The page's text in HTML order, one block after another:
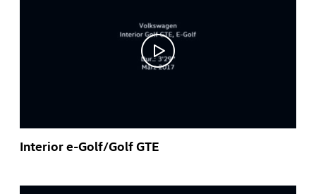
Interior e-Golf/Golf GTE